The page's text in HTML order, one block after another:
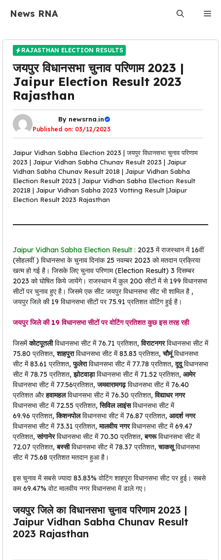
News RNA
RAJASTHAN ELECTION RESULTS
जयपुर विधानसभा चुनाव परिणाम 2023 |
Jaipur Election Result 2023
Rajasthan
By newsrna.in
Published on: 03/12/2023
Jaipur Vidhan Sabha Election 2023 | जयपुर विधानसभा चुनाव परिणाम
2023 | Jaipur Vidhan Sabha Chunav Result 2023 | Jaipur
Vidhan Sabha Chunav Result 2018 | Jaipur Vidhan Sabha
Election Result 2023 | Jaipur Vidhan Sabha Election Result
20218 | Jaipur Vidhan Sabha 2023 Votting Result |Jaipur
Election Result 2023 Rajasthan
Jaipur Vidhan Sabha Election Result : 2023 में राजस्थान में 16वीं
(सोहलवीं ) विधानसभा के चुनाव दिनांक 25 नवम्बर 2023 को मतदान प्रक्रिया
खत्म हो गई है। जिसके लिए चुनाव परिणाम (Election Result) 3 दिसम्बर
2023 को घोषित किये जायेंगे। राजस्थान में कुल 200 सीटों में से 199 विधानसभा
सीटों पर चुनाव हुए है। जिसमे एक सीट जयपुर विधानसभा सीट भी शामिल है ,
जयपुर जिले की 19 विधानसभा सीटों पर 75.91 प्रतिशत वोटिंग हुई है।
जयपुर जिले की 19 विधानसभा सीटों पर वोटिंग प्रतिशत कुछ इस तरह रही
जिसमेंकोटपूतलीविधानसभा सीट में 76.71 प्रतिशत,विराटनगरविधानसभा सीट में
75.80 प्रतिशत,शाहपुराविधानसभा सीट में 83.83 प्रतिशत,चौमूंविधानसभा
सीट में 83.61 प्रतिशत,फुलेराविधानसभा सीट में 77.78 प्रतिशत,दूदूविधानसभा
सीट में 78.75 प्रतिशत,झोटवाड़ाविधानसभा सीट में 71.52 प्रतिशत, आमेर
विधानसभा सीट में 77.56प्रतिशत,जमवारामगढ़विधानसभा सीट में 76.40
प्रतिशत औरहवामहलविधानसभा सीट में 76.30 प्रतिशत,विद्याधर नगर
विधानसभा सीट में 72.55 प्रतिशत,सिविल लाइंसविधानसभा सीट में
69.96 प्रतिशत,किशनपोलविधानसभा सीट में 76.87 प्रतिशत, आदर्श नगर
विधानसभा सीट में 73.31 प्रतिशत,मालवीय नगरविधानसभा सीट में 69.47
प्रतिशत,सांगानेरविधानसभा सीट में 70.30 प्रतिशत,बगरूविधानसभा सीट में
72.07 प्रतिशत,बस्सीविधानसभा सीट में 78.37 प्रतिशत,चाकसूविधानसभा
सीट में 75.68 प्रतिशत मतदान हुआ है।
इस चुनाव में सबसे ज्यादा 83.83% वोटिंग शाहपुरा विधानसभा सीट पर हुई। सबसे
कम 69.47% वोट मालवीय नगर विधानसभा में डाले गए।
जयपुर जिले का विधानसभा चुनाव परिणाम 2023 |
Jaipur Vidhan Sabha Chunav Result
2023 Rajasthan